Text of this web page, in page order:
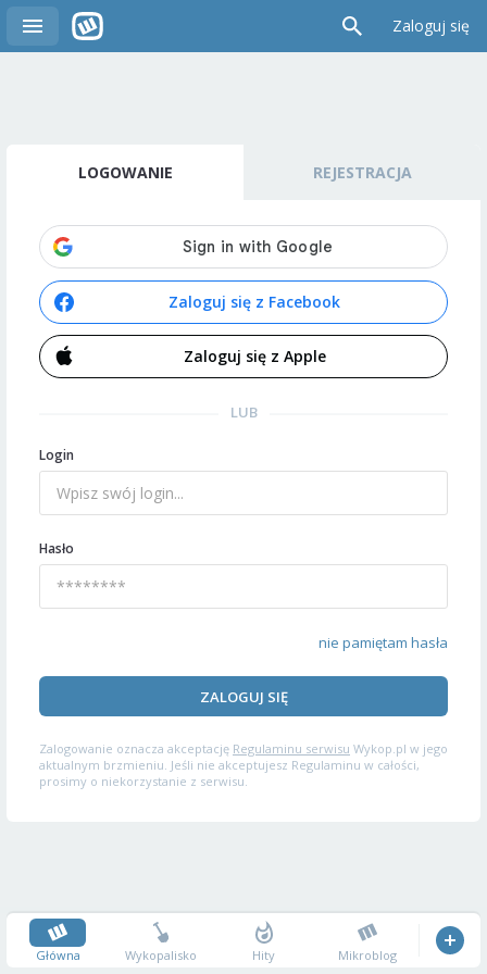
Zaloguj się
LOGOWANIE REJESTRACJA
Zaloguj się z Facebook
Zaloguj się z Apple
LUB
Login
Hasło
nie pamiętam hasła
ZALOGUJ SIĘ
Zalogowanie oznacza akceptację Regulaminu serwisu Wykop.pl w jego
aktualnym brzmieniu. Jeśli nie akceptujesz Regulaminu w całości,
prosimy o niekorzystanie z serwisu.
Główna Wykopalisko Hity Mikroblog